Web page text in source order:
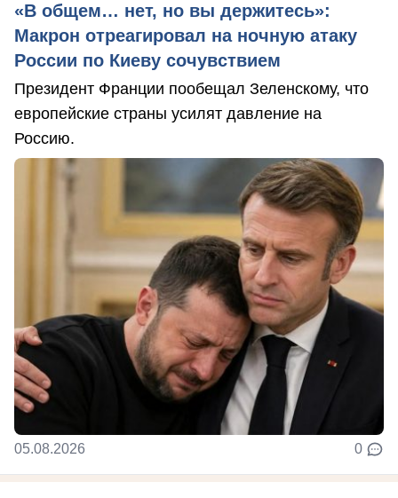
«В общем… нет, но вы держитесь»:
Макрон отреагировал на ночную атаку
России по Киеву сочувствием
Президент Франции пообещал Зеленскому, что
европейские страны усилят давление на
Россию.
05.08.2026 0